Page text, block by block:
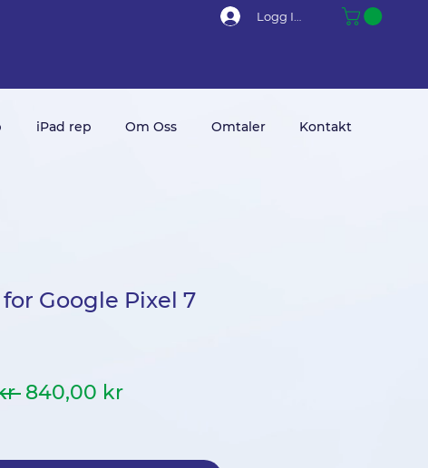
Logg Inn
iPad rep Om Oss Omtaler Kontakt
Google Pixel 7
Vanlig
840,00 krSalgspris